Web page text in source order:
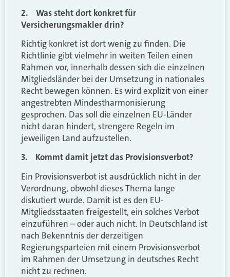
2. Was steht dort konkret für
Versicherungsmakler drin?
Richtig konkret ist dort wenig zu finden. Die
Richtlinie gibt vielmehr in weiten Teilen einen
Rahmen vor, innerhalb dessen sich die einzelnen
Mitgliedsländer bei der Umsetzung in nationales
Recht bewegen können. Es wird explizit von einer
angestrebten Mindestharmonisierung
gesprochen. Das soll die einzelnen EU-Länder
nicht daran hindert, strengere Regeln im
jeweiligen Land aufzustellen.
3. Kommt damit jetzt das Provisionsverbot?
Ein Provisionsverbot ist ausdrücklich nicht in der
Verordnung, obwohl dieses Thema lange
diskutiert wurde. Damit ist es den EU-
Mitgliedsstaaten freigestellt, ein solches Verbot
einzuführen – oder auch nicht. In Deutschland ist
nach Bekenntnis der derzeitigen
Regierungsparteien mit einem Provisionsverbot
im Rahmen der Umsetzung in deutsches Recht
nicht zu rechnen.